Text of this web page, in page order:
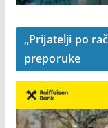
„Prijatelji po
preporuke